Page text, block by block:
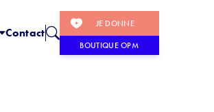
Contact
JE DONNE
BOUTIQUE OPM